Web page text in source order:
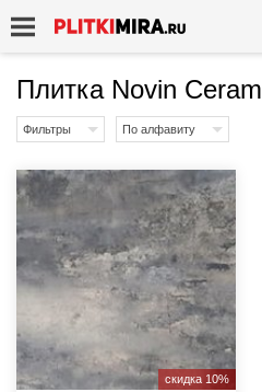
Плитка Novin Ceram
Фильтры По алфавиту
скидка 10%